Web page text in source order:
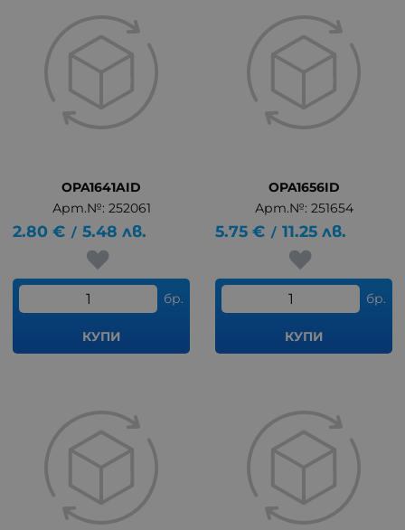
OPA1641AID
Арт.№: 252061
2.80 € / 5.48 лв.
бр.
КУПИ
OPA1656ID
Арт.№: 251654
5.75 € / 11.25 лв.
бр.
КУПИ